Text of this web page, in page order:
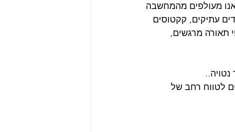
מאורוגואי שעלתה ארצה לפני 9 שנים יצאנו מעולפים מהמחשבה
עתיקים, קקטוסים
תאורה מרגשים,
תערוכות במגוון תחומים לטווח רחב של